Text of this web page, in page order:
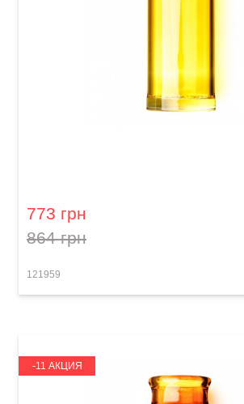
773 грн
864 грн
121959
-11 АКЦИЯ